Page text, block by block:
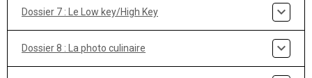
Dossier 7 : Le Low key/High Key
Dossier 8 : La photo culinaire